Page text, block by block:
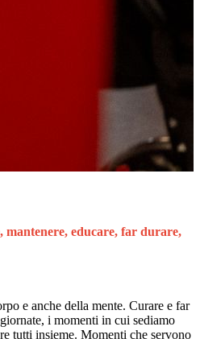
educare, far durare,
e anche della mente. Curare e far
i momenti in cui sediamo
tutti insieme. Momenti che servono